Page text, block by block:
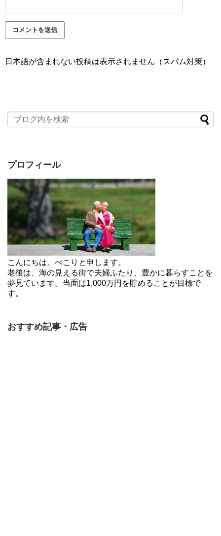
日本語が含まれない投稿は表示されません（スパム対策）
プロフィール
こんにちは。ぺこりと申します。
老後は、海の見える街で夫婦ふたり、豊かに暮らすことを
夢見ています。当面は1,000万円を貯めることが目標で
す。
おすすめ記事・広告